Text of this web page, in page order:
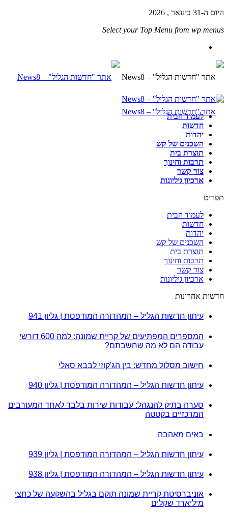
היום ה-31 בינואר , 2026
Select your Top Menu from wp menus
לעמוד הבית
חדשות
יהדות
השכנים של קש
תוצרת בית
תרבות וחינוך
צור קשר
ארכיון גיליונות
תפריט
לעמוד הבית
חדשות
יהדות
השכנים של קש
תוצרת בית
תרבות וחינוך
צור קשר
ארכיון גיליונות
חדשות אחרונות
עיתון חדשות הגליל – המהדורה המודפסת | גליון 941
המספרים המפתיעים של קריית שמונה: למה 600 דורשי
עבודה הם לא מה שחשבתם?
חישוב מסלול מחדש: בין הג'קוזי לבבא סאלי
עיתון חדשות הגליל – המהדורה המודפסת | גליון 940
סערה בתיק להנגהל: עבודות שירות בלבד לאחד המעורבים
המרכזיים בקטטה
באים מאהבה
עיתון חדשות הגליל – המהדורה המודפסת | גליון 939
עיתון חדשות הגליל – המהדורה המודפסת | גליון 938
אוניברסיטת קריית שמונה תוקם בגליל בהשקעה של כחצי
מיליארד שקלים